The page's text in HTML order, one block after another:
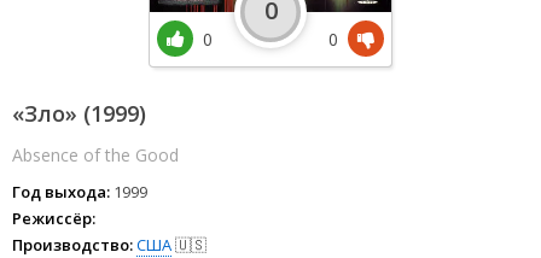
«Зло» (1999)
Absence of the Good
Год выхода: 1999
Режиссёр:
Производство:США🇺🇸
0
0
0